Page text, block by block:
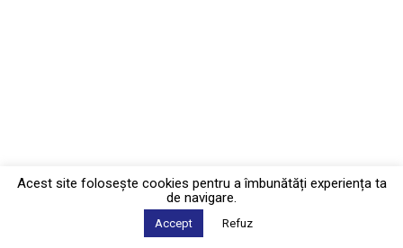
Acest site foloseşte cookies pentru a îmbunătăți experiența ta
de navigare.
Accept Refuz